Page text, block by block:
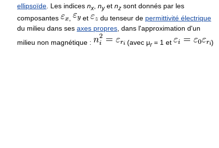
ellipsoïde . Les indices nx nyet nz sont donnés par les
composantes
et du tenseur de permittivité électrique
du milieu dans ses axes propres , dans l'approximation d'un
milieu non magnétique :
(avec μr= 1 et )